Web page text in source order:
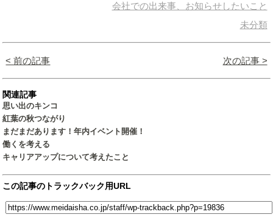
会社での出来事、お知らせしたいこと
未分類
< 前の記事 次の記事 >
関連記事
思い出のキンコ
紅葉の秋つながり
まだまだあります！年内イベント開催！
働くを考える
キャリアアップについて考えたこと
この記事のトラックバック用URL